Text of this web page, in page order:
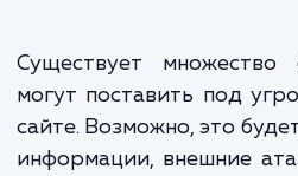
4-16 ч
*Каждый заказ индивидуален. Указаны
ЗАКАЗАТЬ
Существует